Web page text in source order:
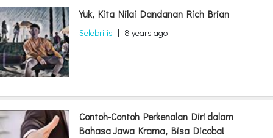
Yuk, Kita Nilai Dandanan Rich Brian
Selebritis | 8 years ago
Contoh-Contoh Perkenalan Diri dalam
Bahasa Jawa Krama, Bisa Dicoba!